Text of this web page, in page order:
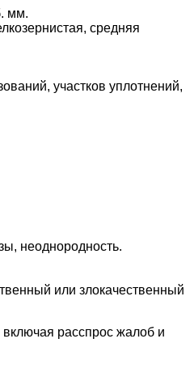
мм.
средняя
участков уплотнений,
неоднородность.
или злокачественный
включая расспрос жалоб и